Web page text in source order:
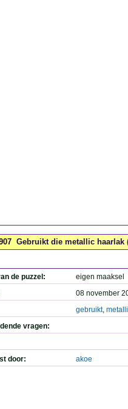
Gebruikt die metallic haarlak
de puzzel:
eigen maaksel
08 november
gebruikt,
vragen:
door: akoe